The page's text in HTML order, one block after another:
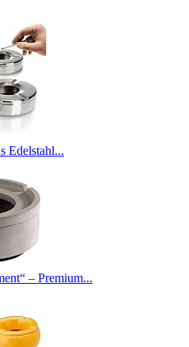
Edelstahl...
– Premium...